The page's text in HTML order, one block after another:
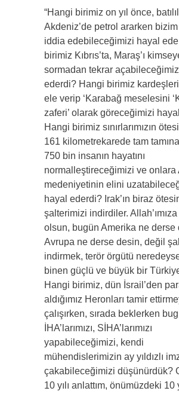
“Hangi birimiz on yıl önce,
Akdeniz’de petrol ararken
iddia edebileceğimizi hayal
birimiz Kıbrıs’ta, Maraş’ı
sormadan tekrar
ederdi? Hangi birimiz
ele verip ‘Karabağ meselesini
zaferi’ olarak göreceğimizi
Hangi birimiz sınırlarımızın
161 kilometrekarede tam
750 bin insanın hayatını
normalleştireceğimizi ve onlara
medeniyetinin elini
hayal ederdi? Irak’ın biraz
şalterimizi indirdiler.
olsun, bugün Amerika ne derse
Avrupa ne derse desin, değil
indirmek, terör örgütü
binen güçlü ve büyük bir
Hangi birimiz, dün İsrail’den
aldığımız Heronları tamir
çalışırken, sırada beklerken
İHA’larımızı, SİHA’larımızı
yapabileceğimizi, kendi
mühendislerimizin ay yıldızlı
çakabileceğimizi düşünürdük?
10 yılı anlattım, önümüzdeki 10